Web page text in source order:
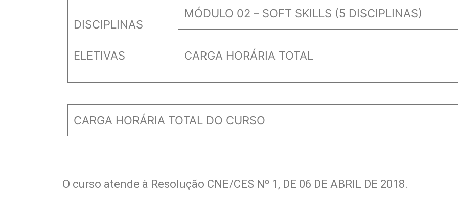
DISCIPLINAS
ELETIVAS
MÓDULO 02 – SOFT SKILLS (5 DISCIPLINAS)
CARGA HORÁRIA TOTAL
CARGA HORÁRIA TOTAL DO CURSO
O curso atende à Resolução CNE/CES Nº 1, DE 06 DE ABRIL DE 2018.